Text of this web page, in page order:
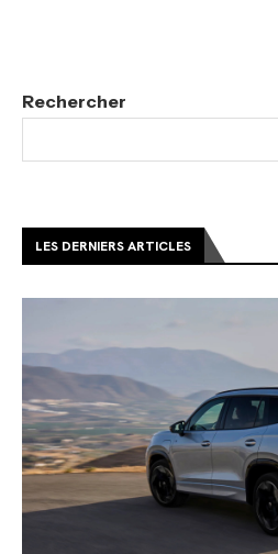
Rechercher
LES DERNIERS ARTICLES